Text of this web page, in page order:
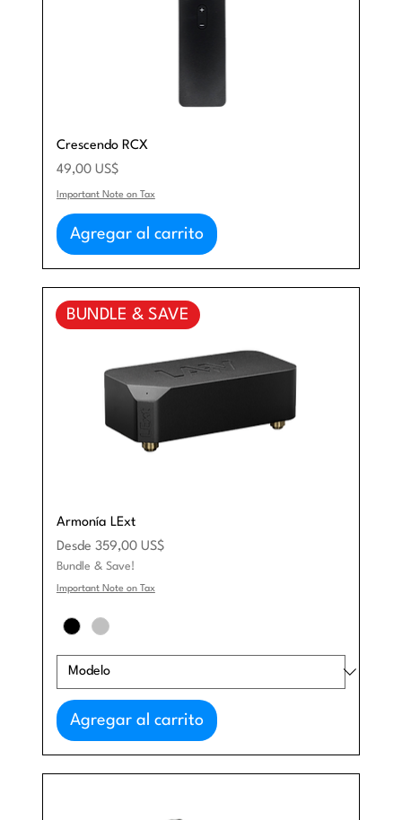
Crescendo RCX
Precio
49,00 US$
Important Note on Tax
Agregar al carrito
BUNDLE & SAVE
Armonía LExt
Desde 359,00 US$
Precio de oferta
Bundle & Save!
Important Note on Tax
Agregar al carrito